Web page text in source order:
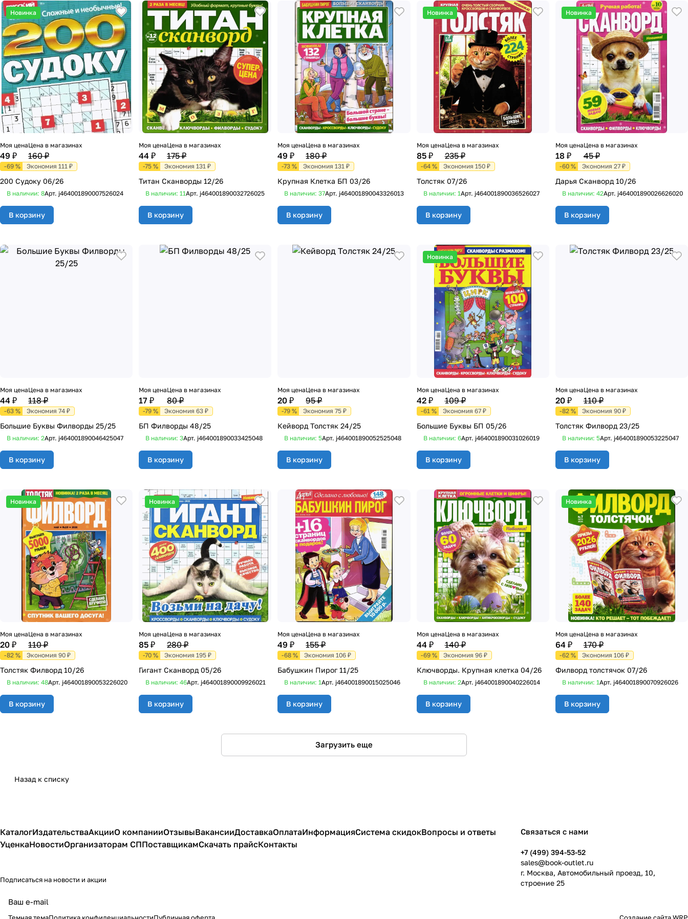
Новинка
Моя цена
49 ₽
Цена в магазинах
160 ₽
-69 % Экономия 111 ₽
200 Судоку 06/26
В наличии: 8Арт. j464001890007526024
В корзину
Моя цена
44 ₽
Цена в магазинах
175 ₽
-75 % Экономия 131 ₽
Титан Сканворды 12/26
В наличии: 11Арт. j464001890032726025
В корзину
Моя цена
49 ₽
Цена в магазинах
180 ₽
-73 % Экономия 131 ₽
Крупная Клетка БП 03/26
В наличии: 37Арт. j464001890043326013
В корзину
Новинка
Моя цена
85 ₽
Цена в магазинах
235 ₽
-64 % Экономия 150 ₽
Толстяк 07/26
В наличии: 1Арт. j464001890036526027
В корзину
Новинка
Моя цена
18 ₽
Цена в магазинах
45 ₽
-60 % Экономия 27 ₽
Дарья Сканворд 10/26
В наличии: 42Арт. j464001890026626020
В корзину
Моя цена
44 ₽
Цена в магазинах
118 ₽
-63 % Экономия 74 ₽
Большие Буквы Филворды 25/25
В наличии: 2Арт. j464001890046425047
В корзину
Моя цена
17 ₽
Цена в магазинах
80 ₽
-79 % Экономия 63 ₽
БП Филворды 48/25
В наличии: 3Арт. j464001890033425048
В корзину
Моя цена
20 ₽
Цена в магазинах
95 ₽
-79 % Экономия 75 ₽
Кейворд Толстяк 24/25
В наличии: 5Арт. j464001890052525048
В корзину
Новинка
Моя цена
42 ₽
Цена в магазинах
109 ₽
-61 % Экономия 67 ₽
Большие Буквы БП 05/26
В наличии: 6Арт. j464001890031026019
В корзину
Моя цена
20 ₽
Цена в магазинах
110 ₽
-82 % Экономия 90 ₽
Толстяк Филворд 23/25
В наличии: 5Арт. j464001890053225047
В корзину
Новинка
Моя цена
20 ₽
Цена в магазинах
110 ₽
-82 % Экономия 90 ₽
Толстяк Филворд 10/26
В наличии: 48Арт. j464001890053226020
В корзину
Новинка
Моя цена
85 ₽
Цена в магазинах
280 ₽
-70 % Экономия 195 ₽
Гигант Сканворд 05/26
В наличии: 46Арт. j464001890009926021
В корзину
Моя цена
49 ₽
Цена в магазинах
155 ₽
-68 % Экономия 106 ₽
Бабушкин Пирог 11/25
В наличии: 1Арт. j464001890015025046
В корзину
Моя цена
44 ₽
Цена в магазинах
140 ₽
-69 % Экономия 96 ₽
Ключворды. Крупная клетка 04/26
В наличии: 2Арт. j464001890040226014
В корзину
Новинка
Моя цена
64 ₽
Цена в магазинах
170 ₽
-62 % Экономия 106 ₽
Филворд толстячок 07/26
В наличии: 1Арт. j464001890070926026
В корзину
Загрузить еще
Назад к списку
КаталогИздательстваАкцииО компанииОтзывыВакансииДоставкаОплатаИнформацияСистема скидокВопросы и ответы
УценкаНовостиОрганизаторам СППоставщикамСкачать прайсКонтакты
Подписаться на новости и акции
Связаться с нами
+7 (499) 394-53-52
sales@book-outlet.ru
г. Москва, Автомобильный проезд, 10,
строение 25